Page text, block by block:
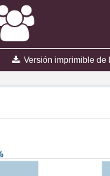
Versión imprimible